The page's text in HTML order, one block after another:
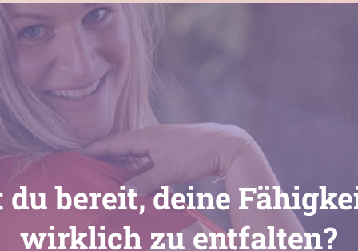
du bereit, deine
wirklich zu entfalten?